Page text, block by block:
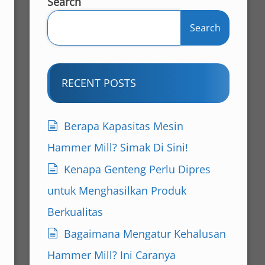
Search
RECENT POSTS
Berapa Kapasitas Mesin
Hammer Mill? Simak Di Sini!
Kenapa Genteng Perlu Dipres
untuk Menghasilkan Produk
Berkualitas
Bagaimana Mengatur Kehalusan
Hammer Mill? Ini Caranya